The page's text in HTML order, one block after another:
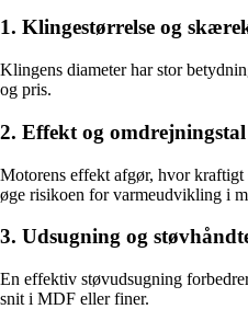
1. Klingestørrelse og
Klingens diameter har stor
og pris.
2. Effekt og omdrejningstal
Motorens effekt afgør, hvor
øge risikoen for varmeudvikling i
3. Udsugning og
En effektiv støvudsugning
snit i MDF eller finer.